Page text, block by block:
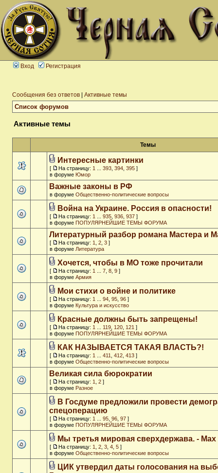
Вход Регистрация
Сообщения без ответов Активные темы
Список форумов
Активные темы
Темы
Интересные картинки
[ На страницу: 1 393 394 395 ]
в форуме Юмор
Важные законы в РФ
в форуме Общественно-политические вопросы
Война на Украине. Россия в опасности!
[ На страницу: 1 935 936 937 ]
в форуме ПОПУЛЯРНЕЙШИЕ ТЕМЫ ФОРУМА
Литературный разбор романа Мастера и
[ На страницу: 1 2 3 ]
в форуме Литература
Хочется, чтобы в МО тоже прочитали
[ На страницу: 1 7 8 9 ]
в форуме Армия
Мои стихи о войне и политике
[ На страницу: 1 94 95 96 ]
в форуме Культура и искусство
Красные должны быть запрещены!
[ На страницу: 1 119 120 121 ]
в форуме ПОПУЛЯРНЕЙШИЕ ТЕМЫ ФОРУМА
КАК НАЗЫВАЕТСЯ ТАКАЯ ВЛАСТЬ?!
[ На страницу: 1 411 412 413 ]
в форуме Общественно-политические вопросы
Великая сила бюрократии
[ На страницу: 1 2 ]
в форуме Разное
В Госдуме предложили провести
спецоперацию
[ На страницу: 1 95 96 97 ]
в форуме ПОПУЛЯРНЕЙШИЕ ТЕМЫ ФОРУМА
Мы третья мировая сверхдержава. - Max
[ На страницу: 1 2 3 4 5 ]
в форуме Общественно-политические вопросы
ЦИК утвердил даты голосования на